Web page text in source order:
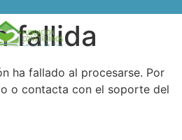
fallida
ha fallado al procesarse. Por
o contacta con el soporte del